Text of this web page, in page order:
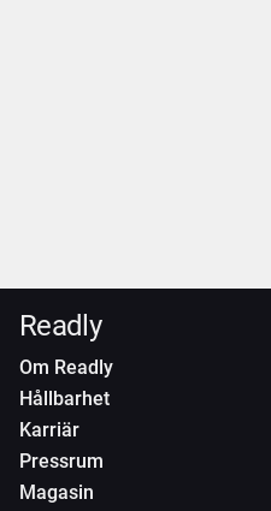
Readly
Om Readly
Hållbarhet
Karriär
Pressrum
Magasin